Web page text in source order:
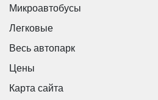
Микроавтобусы
Легковые
Весь автопарк
Цены
Карта сайта